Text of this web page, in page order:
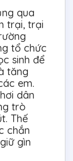
qua
trại, trại
tổ chức
sinh để
tăng
em.
dân
trò
Thế
chắn
gìn